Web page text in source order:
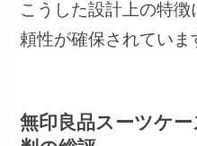
こうした設計上の特
頼性が確保されていま
無印良品スーツケ